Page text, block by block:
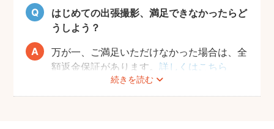
うな撮影が可能かをご相談ください。
ご自身で準備をしている場合も、使いたい衣
ラファーへ伝えておくとスムーズです。
の、かっこいい小物がおすすめ。
・女の子の場合
り、
レースのヘアバンドやボンネット、コサージ
ュ等の可愛らしい小物がおすすめ。
はじめての出張撮影、満足できなかったらど
うしよう？
続きを読む
万が一、ご満足いただけなかった場合は、全
額返金保証があります。詳しくはこちら